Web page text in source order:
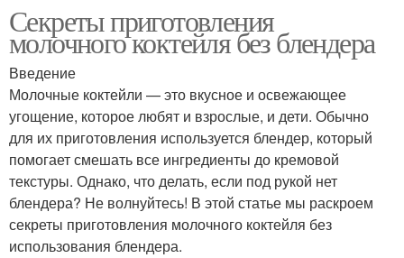
Секреты приготовления
молочного коктейля без блендера
Введение
Молочные коктейли — это вкусное и освежающее
угощение, которое любят и взрослые, и дети. Обычно
для их приготовления используется блендер, который
помогает смешать все ингредиенты до кремовой
текстуры. Однако, что делать, если под рукой нет
блендера? Не волнуйтесь! В этой статье мы раскроем
секреты приготовления молочного коктейля без
использования блендера.